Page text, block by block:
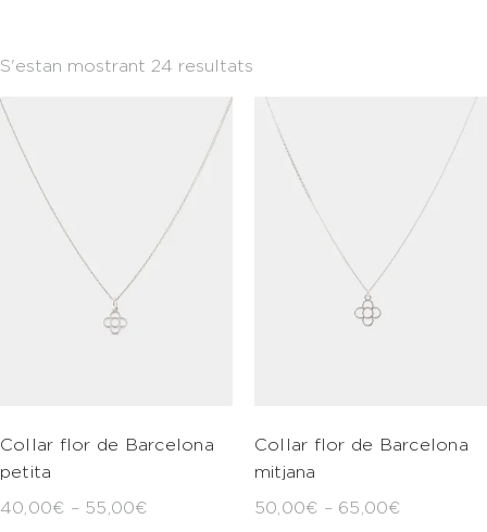
S'estan mostrant 24 resultats
Collar flor de Barcelona
petita
40,00€ – 55,00€
Collar flor de Barcelona
mitjana
50,00€ – 65,00€